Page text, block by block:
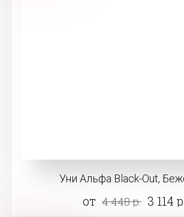
Уни Альфа Black-Out,
от 4 448 р. 3 114